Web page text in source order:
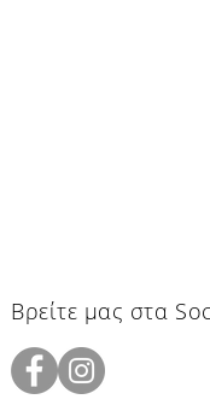
Βρείτε μας στα